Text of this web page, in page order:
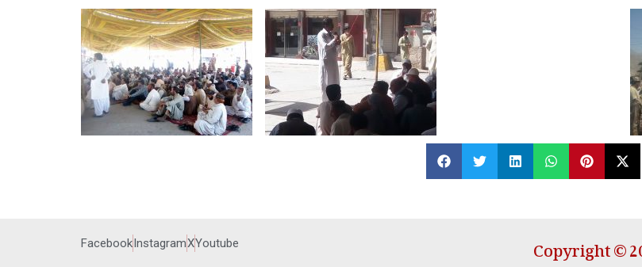
FacebookInstagramXYoutube